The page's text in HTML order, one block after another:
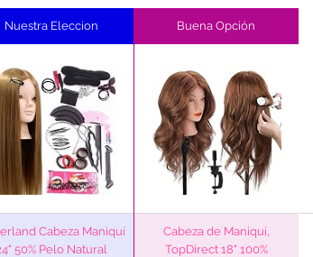
Nuestra Eleccion Buena Opción
Cabeza Maniquí
50% Pelo Natural
Cabeza de Maniquí,
TopDirect 18" 100%